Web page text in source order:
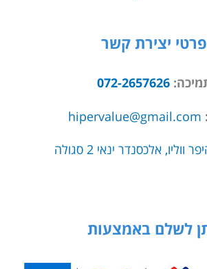
פרטי יצירת קשר
072-2657626
hipervalue@gmail.com
ווליו, אלכסנדר ינאי 2 סגולה
לשלם באמצעות